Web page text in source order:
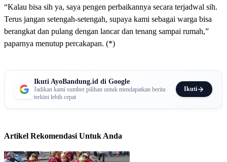
“Kalau bisa sih ya, saya pengen perbaikannya secara terjadwal sih.
Terus jangan setengah-setengah, supaya kami sebagai warga bisa
berangkat dan pulang dengan lancar dan tenang sampai rumah,”
paparnya menutup percakapan. (*)
Ikuti AyoBandung.id di Google
Jadikan kami sumber pilihan untuk mendapatkan berita
terkini lebih cepat
Ikuti
Artikel Rekomendasi Untuk Anda